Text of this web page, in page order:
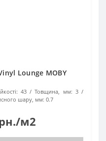
Lounge MOBY
43 Товщина, мм: 3
шару, мм: 0.7
м2